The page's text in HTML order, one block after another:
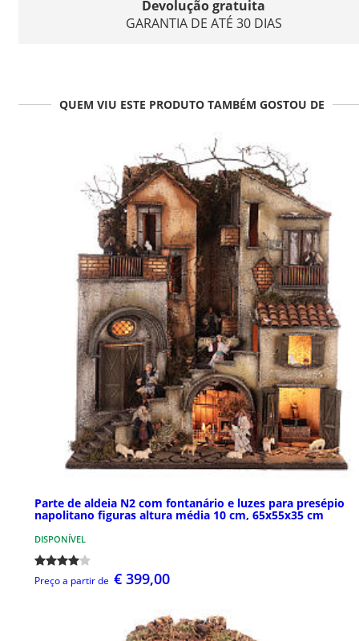
Devolução gratuita
GARANTIA DE ATÉ 30 DIAS
QUEM VIU ESTE PRODUTO TAMBÉM GOSTOU DE
Parte de aldeia N2 com fontanário e luzes para presépio
napolitano figuras altura média 10 cm, 65x55x35 cm
DISPONÍVEL
Preço a partir de € 399,00